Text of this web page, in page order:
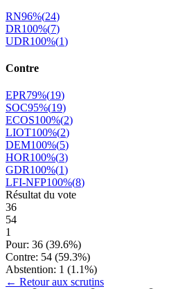
RN96%(24)
DR100%(7)
UDR100%(1)
Contre
EPR79%(19)
SOC95%(19)
ECOS100%(2)
LIOT100%(2)
DEM100%(5)
HOR100%(3)
GDR100%(1)
LFI-NFP100%(8)
Résultat du vote
36
54
1
Pour: 36 (39.6%)
Contre: 54 (59.3%)
Abstention: 1 (1.1%)
← Retour aux scrutins